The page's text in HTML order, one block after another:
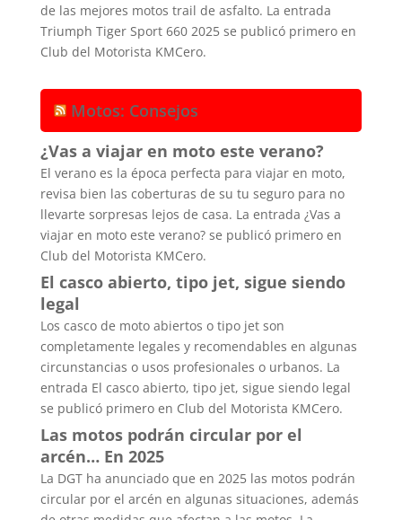
de las mejores motos trail de asfalto. La entrada
Triumph Tiger Sport 660 2025 se publicó primero en
Club del Motorista KMCero.
Motos: Consejos
¿Vas a viajar en moto este verano?
El verano es la época perfecta para viajar en moto,
revisa bien las coberturas de su tu seguro para no
llevarte sorpresas lejos de casa. La entrada ¿Vas a
viajar en moto este verano? se publicó primero en
Club del Motorista KMCero.
El casco abierto, tipo jet, sigue siendo
legal
Los casco de moto abiertos o tipo jet son
completamente legales y recomendables en algunas
circunstancias o usos profesionales o urbanos. La
entrada El casco abierto, tipo jet, sigue siendo legal
se publicó primero en Club del Motorista KMCero.
Las motos podrán circular por el
arcén… En 2025
La DGT ha anunciado que en 2025 las motos podrán
circular por el arcén en algunas situaciones, además